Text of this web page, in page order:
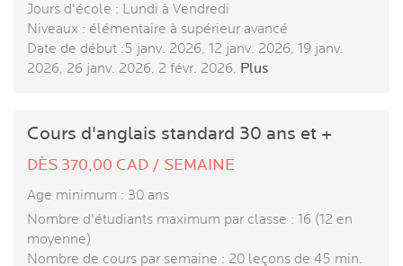
Jours d'école : Lundi à Vendredi
Niveaux : élémentaire à supérieur avancé
Date de début :5 janv. 2026, 12 janv. 2026, 19 janv.
2026, 26 janv. 2026, 2 févr. 2026, Plus
Cours d'anglais standard 30 ans et +
DÈS 370,00 CAD / SEMAINE
Age minimum : 30 ans
Nombre d'étudiants maximum par classe : 16 (12 en
moyenne)
Nombre de cours par semaine : 20 leçons de 45 min.